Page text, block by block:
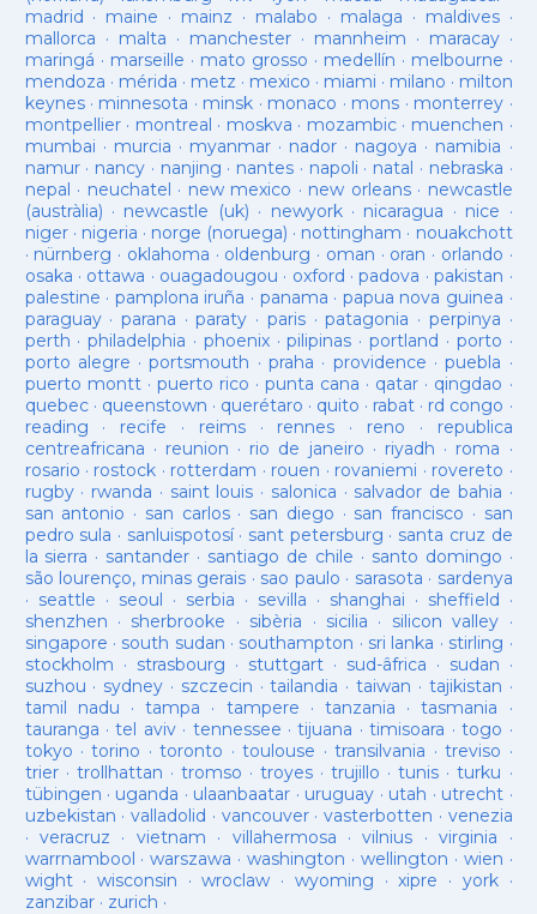
madrid · maine · mainz · malabo · malaga · maldives·
mallorca · malta · manchester· mannheim · maracay·
maringá · marseille · mato grosso · medellín · melbourne ·
mendoza · mérida · metz · mexico · miami · milano · milton
keynes· minnesota · minsk · monaco · mons · monterrey ·
montpellier· montreal · moskva · mozambic· muenchen ·
mumbai · murcia · myanmar· nador · nagoya · namibia ·
namur· nancy · nanjing · nantes · napoli · natal · nebraska ·
nepal · neuchatel · new mexico · new orleans· newcastle
(austràlia) · newcastle (uk) · newyork· nicaragua · nice ·
niger· nigeria · norge (noruega) · nottingham · nouakchott
· nürnberg · oklahoma · oldenburg · oman · oran · orlando ·
osaka · ottawa · ouagadougou · oxford ·padova ·pakistan ·
palestine · pamplona iruña · panama · papua nova guinea ·
paraguay· parana ·paraty · paris·patagonia · perpinya ·
perth ·philadelphia · phoenix·pilipinas ·portland · porto ·
porto alegre ·portsmouth ·praha · providence ·puebla ·
puerto montt· puerto rico ·punta cana · qatar · qingdao ·
quebec· queenstown · querétaro · quito · rabat · rd congo ·
reading · recife · reims· rennes · reno · republica
centreafricana · reunion · rio de janeiro · riyadh · roma ·
rosario · rostock · rotterdam · rouen · rovaniemi · rovereto ·
rugby· rwanda · saint louis · salonica · salvador de bahia ·
san antonio · san carlos· san diego · san francisco · san
pedro sula · sanluispotosí· sant petersburg · santa cruz de
la sierra · santander · santiago de chile · santo domingo ·
são lourenço, minas gerais · sao paulo · sarasota · sardenya
· seattle · seoul · serbia · sevilla · shanghai · sheffield ·
shenzhen · sherbrooke · sibèria · sicilia · silicon valley ·
singapore · south sudan · southampton · sri lanka · stirling ·
stockholm · strasbourg · stuttgart· sud-âfrica · sudan ·
suzhou · sydney · szczecin ·tailandia ·taiwan · tajikistan ·
tamil nadu ·tampa · tampere · tanzania ·tasmania ·
tauranga ·tel aviv· tennessee ·tijuana ·timisoara ·togo ·
tokyo ·torino ·toronto ·toulouse ·transilvania ·treviso ·
trier· trollhattan · tromso · troyes·trujillo ·tunis ·turku ·
tübingen · uganda · ulaanbaatar · uruguay · utah · utrecht ·
uzbekistan · valladolid · vancouver· vasterbotten · venezia
· veracruz · vietnam · villahermosa ·vilnius ·virginia ·
warrnambool ·warszawa ·washington · wellington · wien ·
wight· wisconsin ·wroclaw · wyoming ·xipre · york·
zanzibar· zurich ·